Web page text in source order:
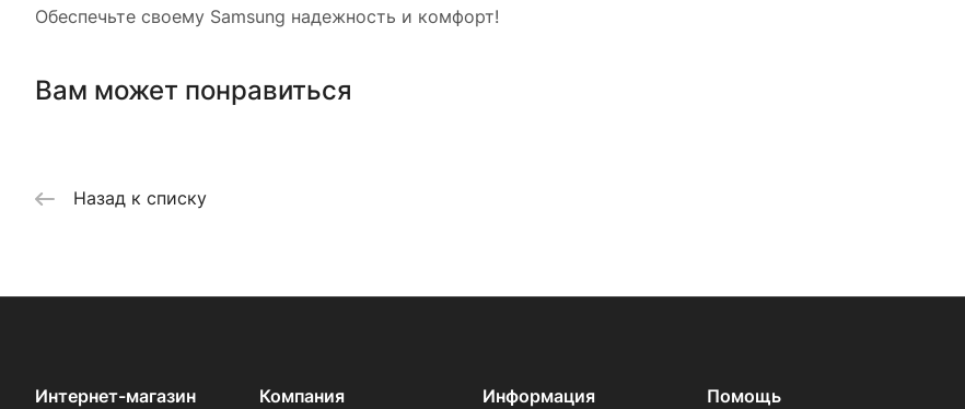
Обеспечьте своему Samsung надежность и комфорт!
Вам может понравиться
Назад к списку
Интернет-магазин Компания Информация Помощь